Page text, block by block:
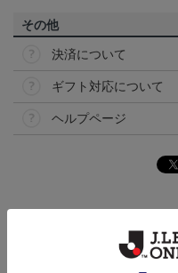
その他
決済について
ギフト対応について
ヘルプページ